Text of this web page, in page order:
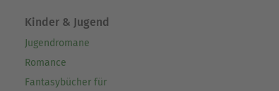
Kinder & Jugend
Jugendromane
Romance
Fantasybücher für